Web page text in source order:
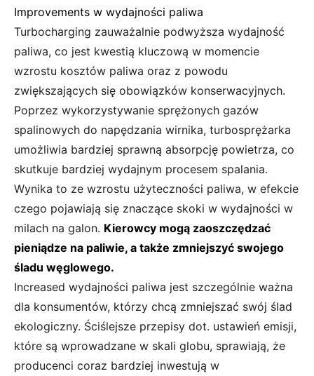
Improvements w wydajności paliwa
Turbocharging zauważalnie podwyższa wydajność
paliwa, co jest kwestią kluczową w momencie
wzrostu kosztów paliwa oraz z powodu
zwiększających się obowiązków konserwacyjnych.
Poprzez wykorzystywanie sprężonych gazów
spalinowych do napędzania wirnika, turbosprężarka
umożliwia bardziej sprawną absorpcję powietrza, co
skutkuje bardziej wydajnym procesem spalania.
Wynika to ze wzrostu użyteczności paliwa, w efekcie
czego pojawiają się znaczące skoki w wydajności w
milach na galon. Kierowcy mogą zaoszczędzać
pieniądze na paliwie, a także zmniejszyć swojego
śladu węglowego.
Increased wydajności paliwa jest szczególnie ważna
dla konsumentów, którzy chcą zmniejszać swój ślad
ekologiczny. Ściślejsze przepisy dot. ustawień emisji,
które są wprowadzane w skali globu, sprawiają, że
producenci coraz bardziej inwestują w